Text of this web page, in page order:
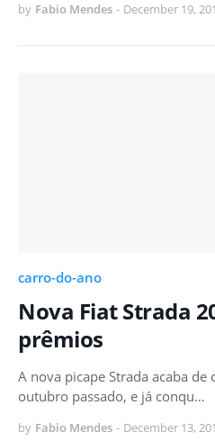
by Fabio Mendes - December 19,
carro-do-ano
Nova Fiat Strada
prêmios
A nova picape Strada acaba de
outubro passado, e já conqu…
by Fabio Mendes - December 13,